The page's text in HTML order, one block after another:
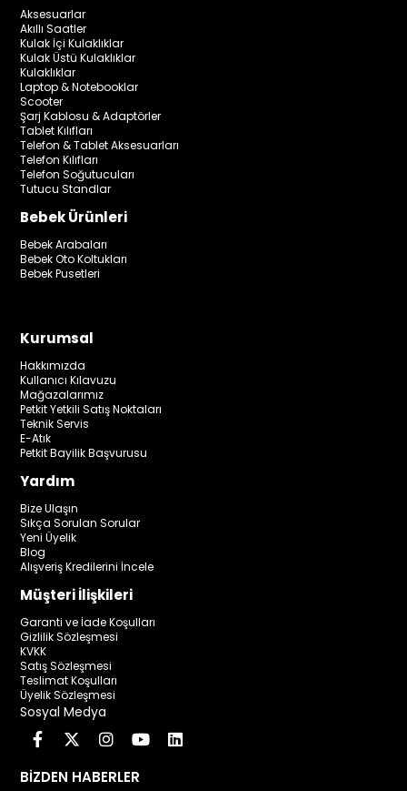
Aksesuarlar
Akıllı Saatler
Kulak İçi Kulaklıklar
Kulak Üstü Kulaklıklar
Kulaklıklar
Laptop & Notebooklar
Scooter
Şarj Kablosu & Adaptörler
Tablet Kılıfları
Telefon & Tablet Aksesuarları
Telefon Kılıfları
Telefon Soğutucuları
Tutucu Standlar
Bebek Ürünleri
Bebek Arabaları
Bebek Oto Koltukları
Bebek Pusetleri
Kurumsal
Hakkımızda
Kullanıcı Kılavuzu
Mağazalarımız
Petkit Yetkili Satış Noktaları
Teknik Servis
E-Atık
Petkit Bayilik Başvurusu
Yardım
Bize Ulaşın
Sıkça Sorulan Sorular
Yeni Üyelik
Blog
Alışveriş Kredilerini İncele
Müşteri İlişkileri
Garanti ve İade Koşulları
Gizlilik Sözleşmesi
KVKK
Satış Sözleşmesi
Teslimat Koşulları
Üyelik Sözleşmesi
Sosyal Medya
BİZDEN HABERLER